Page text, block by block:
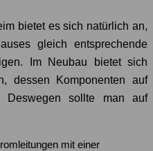
bietet es sich natürlich an,
gleich entsprechende
Im Neubau bietet sich
dessen Komponenten auf
Deswegen sollte man auf
mit einer